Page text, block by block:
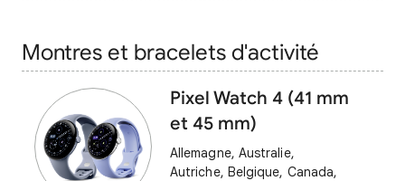
Montres et bracelets d'activité
Pixel Watch 4 (41 mm
et 45 mm)
Allemagne, Australie,
Autriche, Belgique, Canada,